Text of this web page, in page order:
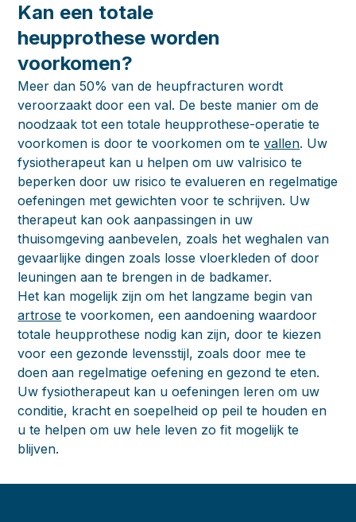
Kan een totale
heupprothese worden
voorkomen?
Meer dan 50% van de heupfracturen wordt
veroorzaakt door een val. De beste manier om de
noodzaak tot een totale heupprothese-operatie te
voorkomen is door te voorkomen om tevallen. Uw
fysiotherapeut kan u helpen om uw valrisico te
beperken door uw risico te evalueren en regelmatige
oefeningen met gewichten voor te schrijven. Uw
therapeut kan ook aanpassingen in uw
thuisomgeving aanbevelen, zoals het weghalen van
gevaarlijke dingen zoals losse vloerkleden of door
leuningen aan te brengen in de badkamer.
Het kan mogelijk zijn om het langzame begin van
artrose te voorkomen, een aandoening waardoor
totale heupprothese nodig kan zijn, door te kiezen
voor een gezonde levensstijl, zoals door mee te
doen aan regelmatige oefening en gezond te eten.
Uw fysiotherapeut kan u oefeningen leren om uw
conditie, kracht en soepelheid op peil te houden en
u te helpen om uw hele leven zo fit mogelijk te
blijven.